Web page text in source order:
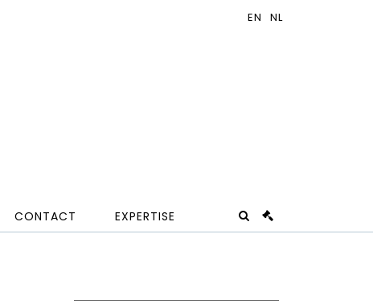
CONTACT EXPERTISE